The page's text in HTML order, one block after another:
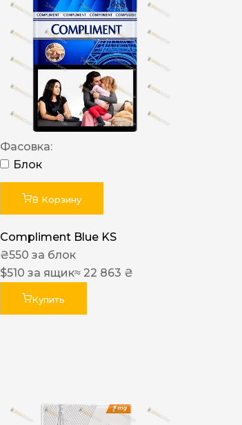
Фасовка:
Блок
В Корзину
Compliment Blue KS
₴550 за блок
$510 за ящик≈ 22 863 ₴
Купить